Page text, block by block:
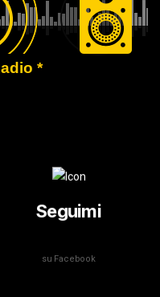
*
Seguimi
su Facebook